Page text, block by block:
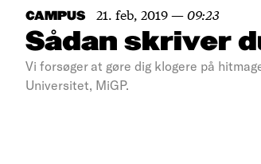
CAMPUS 21. feb, 2019—09:23
Sådan skriver
Vi forsøger at gøre dig klogere på
Universitet, MiGP.